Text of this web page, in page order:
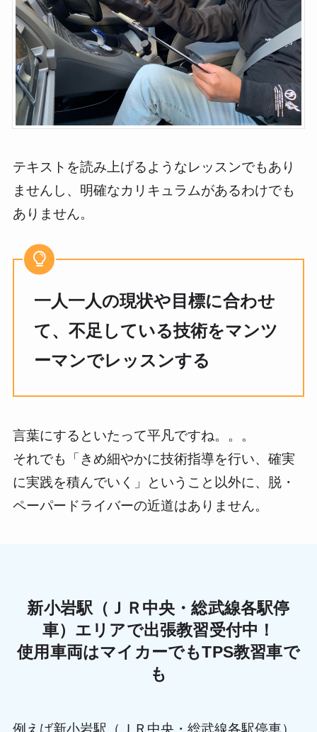
テキストを読み上げるようなレッスンでもあり
ませんし、明確なカリキュラムがあるわけでも
ありません。
一人一人の現状や目標に合わせ
て、不足している技術をマンツ
ーマンでレッスンする
言葉にするといたって平凡ですね。。。
それでも「きめ細やかに技術指導を行い、確実
に実践を積んでいく」ということ以外に、脱・
ペーパードライバーの近道はありません。
新小岩駅（ＪＲ中央・総武線各駅停
車）エリアで出張教習受付中！
使用車両はマイカーでもTPS教習車で
も
例えば新小岩駅（ＪＲ中央・総武線各駅停車）